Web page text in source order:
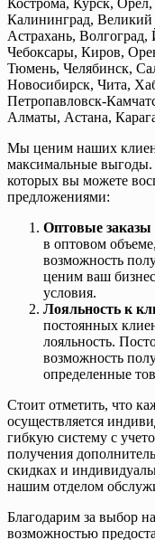
Калининград,
Астрахань,
Чебоксары, Киров,
Тюмень, Челябинск,
Новосибирск, Чита,
Петропавловск-
Алматы, Астана,
Мы ценим наших
максимальные
которых вы можете
предложениями:
Оптовые заказы
в оптовом
возможность
ценим ваш
условия.
Лояльность к
постоянных
лояльность.
возможность
определенные
Стоит отметить, что
осуществляется
гибкую систему с
получения
скидках и
нашим отделом
Благодарим за выбор
возможностью